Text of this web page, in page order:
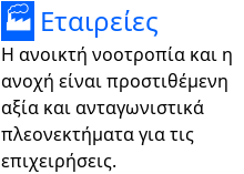
🏭 Εταιρείες
Η ανοικτή νοοτροπία και η
ανοχή είναι προστιθέμενη
αξία και ανταγωνιστικά
πλεονεκτήματα για τις
επιχειρήσεις.